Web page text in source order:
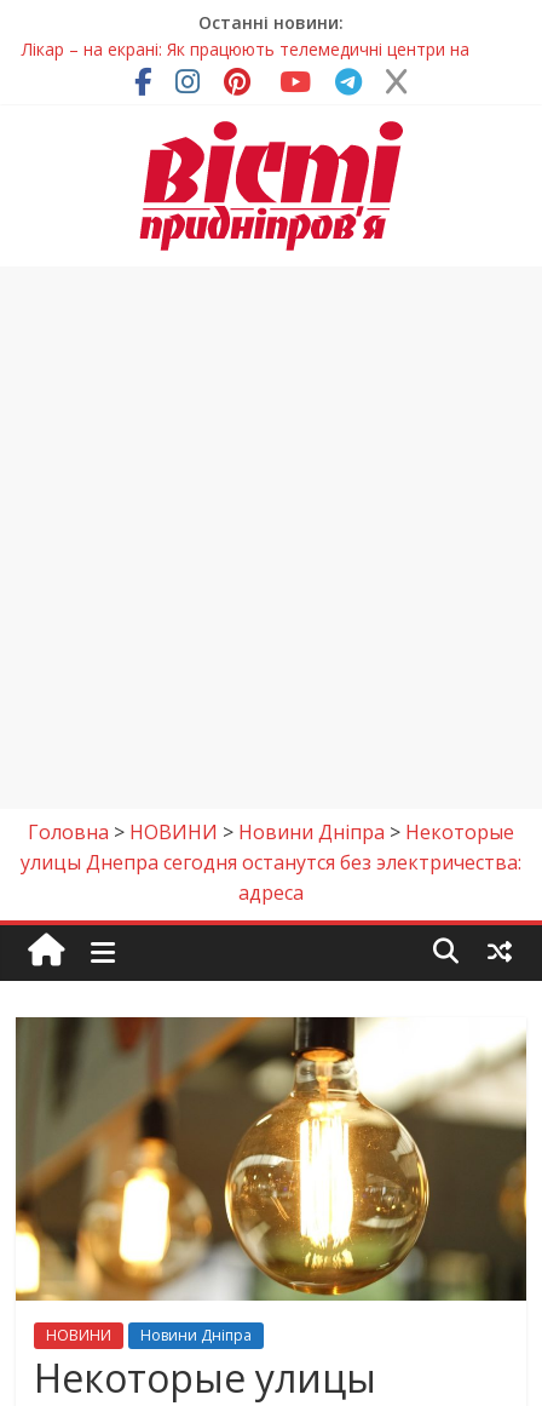
Останні новини:
Лікар – на екрані: Як працюють телемедичні центри на
Дніпропетровщині
У Дніпрі триває масштабна підготовка до опалювального
Пошуки тривають: на Дніпропетровщині досліджують місце
розташування легендарного монастиря (Фото)
Ветерани Дніпропетровщини отримують шанс на власне
Головна > НОВИНИ > Новини Дніпра > Некоторые
улицы Днепра сегодня останутся без электричества:
адреса
НОВИНИ Новини Дніпра
Некоторые улицы